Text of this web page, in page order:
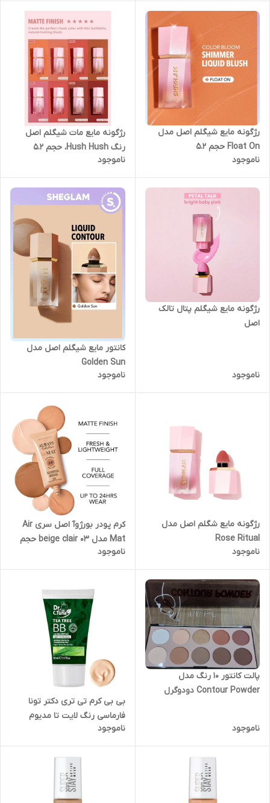
رژگونه مایع شیگلم اصل مدل
Float On حجم ۵.۲
ناموجود
رژگونه مایع مات شیگلم اصل
رنگ Hush Hush، حجم 5.2
ناموجود
رژگونه مایع شیگلم پتال تالک
اصل
ناموجود
کانتور مایع شیگلم اصل مدل
Golden Sun
ناموجود
رژگونه مایع شگلم اصل مدل
Rose Ritual
ناموجود
کرم پودر بورژ‌وآ اصل سری Air
Mat مدل ۰۳ beige clair حجم
30 میلی لیتر طرح جدید
ناموجود
پالت کانتور 10 رنگ مدل
Contour Powder دودوگرل
ناموجود
بی بی کرم تی تری دکتر تونا
فارماسی رنگ لایت تا مدیوم
ناموجود